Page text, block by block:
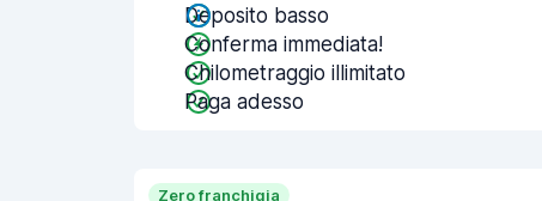
Deposito basso
Conferma immediata!
Chilometraggio illimitato
Paga adesso
Zero franchigia